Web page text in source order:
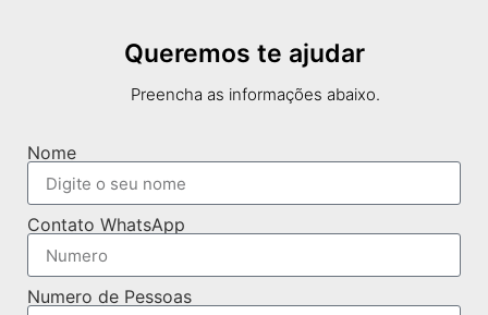
Queremos te ajudar
Preencha as informações abaixo.
Nome
Contato WhatsApp
Numero de Pessoas